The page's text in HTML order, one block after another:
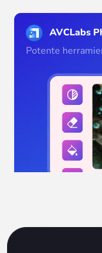
AVCLabs
Potente
generadas por
detalladas y